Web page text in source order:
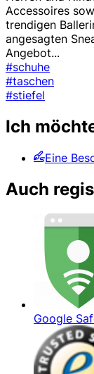
Accessoires
trendigen
angesagten
Angebot...
#schuhe
#taschen
#stiefel
Ich
Eine
Auch
Google